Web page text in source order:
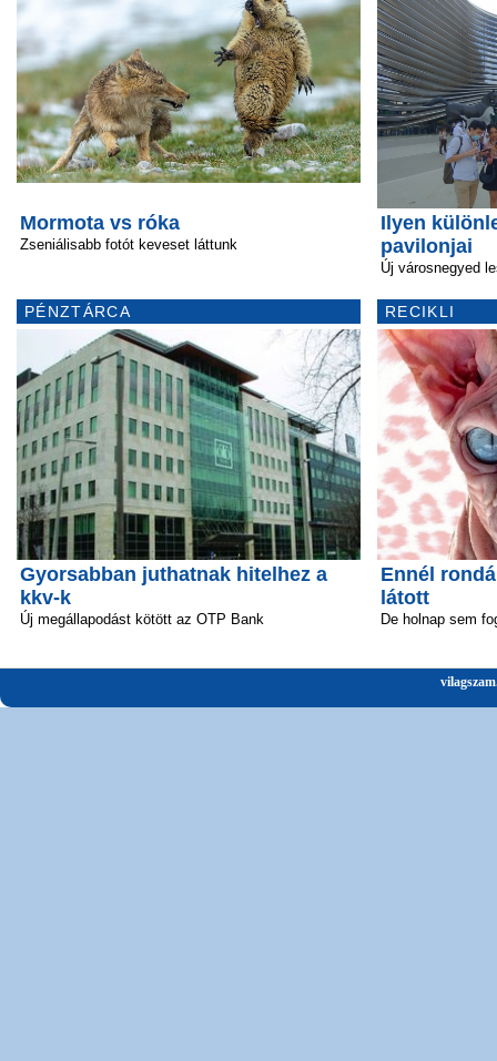
Mormota vs róka
Zseniálisabb fotót keveset láttunk
PÉNZTÁRCA
Gyorsabban juthatnak hitelhez a
kkv-k
Új megállapodást kötött az OTP Bank
Ilyen
pavilonjai
Új városnegyed
RECIKLI
Ennél
látott
De holnap sem